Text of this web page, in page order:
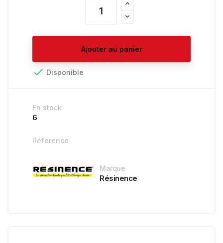
Ajouter au panier
 Disponible
En stock
6
Référence
Marque
Résinence